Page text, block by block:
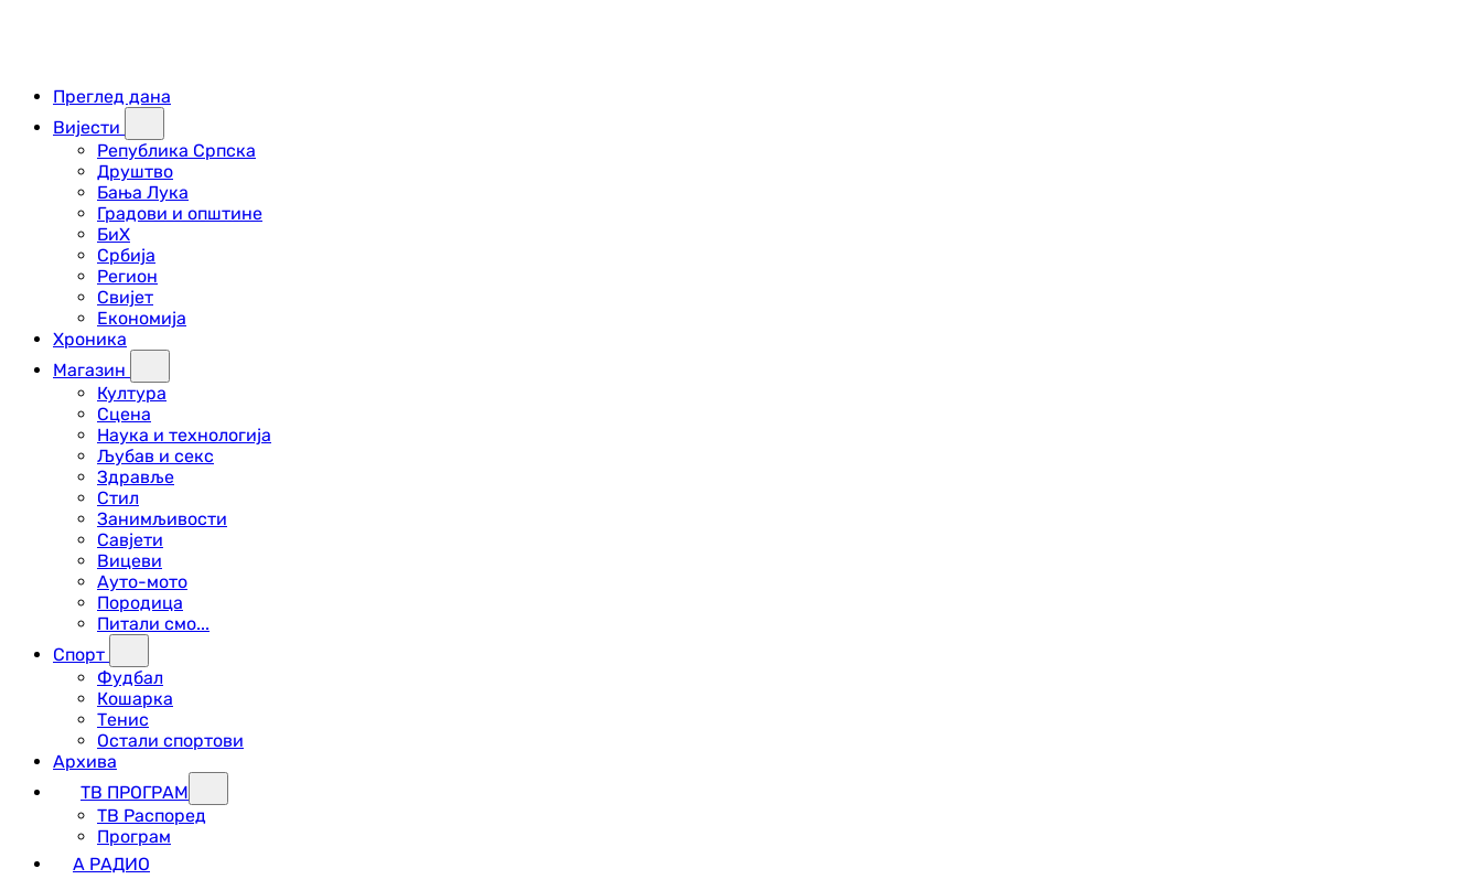
Преглед дана
Вијести
Република Српска
Друштво
Бања Лука
Градови и општине
БиХ
Србија
Регион
Свијет
Економија
Хроника
Магазин
Култура
Сцена
Наука и технологија
Љубав и секс
Здравље
Стил
Занимљивости
Савјети
Вицеви
Ауто-мото
Породица
Питали смо...
Спорт
Фудбал
Кошарка
Тенис
Остали спортови
Архива
ТВ ПРОГРАМ
ТВ Распоред
Програм
А РАДИО